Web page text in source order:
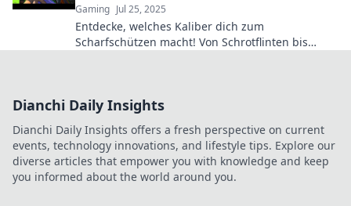
Gaming Jul 25, 2025
Entdecke, welches Kaliber dich zum
Scharfschützen macht! Von Schrotflinten bis
Dianchi Daily Insights
Dianchi Daily Insights offers a fresh perspective on current
events, technology innovations, and lifestyle tips. Explore our
diverse articles that empower you with knowledge and keep
you informed about the world around you.